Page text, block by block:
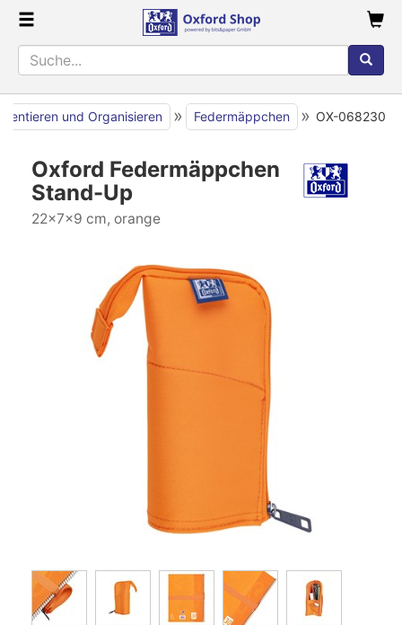
und Organisieren » Federmäppchen » OX-068230
Oxford Federmäppchen
Stand-Up
22x7x9 cm, orange